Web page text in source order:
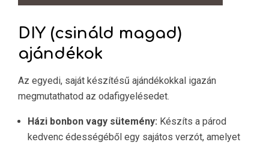
DIY (csináld magad)
ajándékok
Az egyedi, saját készítésű ajándékokkal igazán
megmutathatod az odafigyelésedet.
Házi bonbon vagy sütemény: Készíts a párod
kedvenc édességéből egy sajátos verzót, amelyet